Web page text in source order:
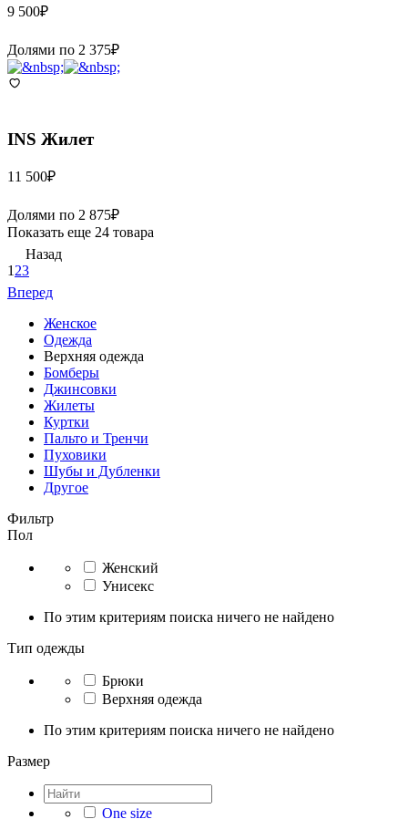
9 500₽
Долями по 2 375₽
INS Жилет
11 500₽
Долями по 2 875₽
Показать еще 24 товара
Назад
1 23
Вперед
Женское
Одежда
Верхняя одежда
Бомберы
Джинсовки
Жилеты
Куртки
Пальто и Тренчи
Пуховики
Шубы и Дубленки
Другое
Фильтр
Пол
Женский
Унисекс
По этим критериям поиска ничего не найдено
Тип одежды
Брюки
Верхняя одежда
По этим критериям поиска ничего не найдено
Размер
One size